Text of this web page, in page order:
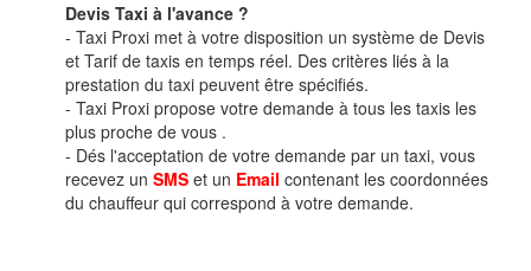
Devis Taxi à l'avance ?
- Taxi Proxi met à votre disposition un système de Devis
et Tarif de taxis en temps réel. Des critères liés à la
prestation du taxi peuvent être spécifiés.
- Taxi Proxi propose votre demande à tous les taxis les
plus proche de vous .
- Dés l'acceptation de votre demande par un taxi, vous
recevez un SMS et un Email contenant les coordonnées
du chauffeur qui correspond à votre demande.